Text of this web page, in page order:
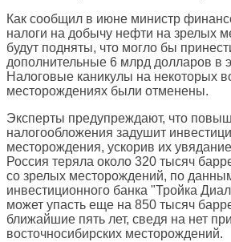
Как сообщил в июне министр
налоги на добычу нефти на зрелых
будут подняты, что могло бы
дополнительные 6 млрд долларов в
Налоговые каникулы на некоторых
месторождениях были отменены.
Эксперты предупреждают, что
налогообложения задушит
месторождения, ускорив их
Россия теряла около 320 тысяч
со зрелых месторождений, по
инвестиционного банка "Тройка
может упасть еще на 850 тысяч
ближайшие пять лет, сведя на нет
восточносибирских месторождений.